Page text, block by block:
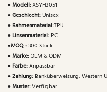
●Modell:XSYH3051
●Geschlecht: Unisex
● Rahmenmaterial:TPU
● Linsenmaterial: PC
●MOQ :300 Stück
●Marke:OEM & ODM
● Farbe:Anpassbar
●Zahlung: Banküberweisung, Western
●Muster:Verfügbar